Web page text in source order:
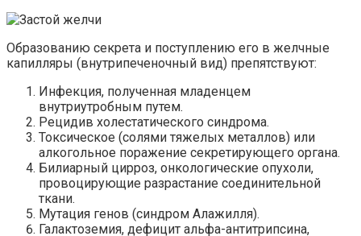
Образованию секрета и поступлению его в желчные
капилляры (внутрипеченочный вид) препятствуют:
Инфекция, полученная младенцем
внутриутробным путем.
Рецидив холестатического синдрома.
Токсическое (солями тяжелых металлов) или
алкогольное поражение секретирующего органа.
Билиарный цирроз, онкологические опухоли,
провоцирующие разрастание соединительной
ткани.
Мутация генов (синдром Алажилля).
Галактоземия, дефицит альфа-антитрипсина,